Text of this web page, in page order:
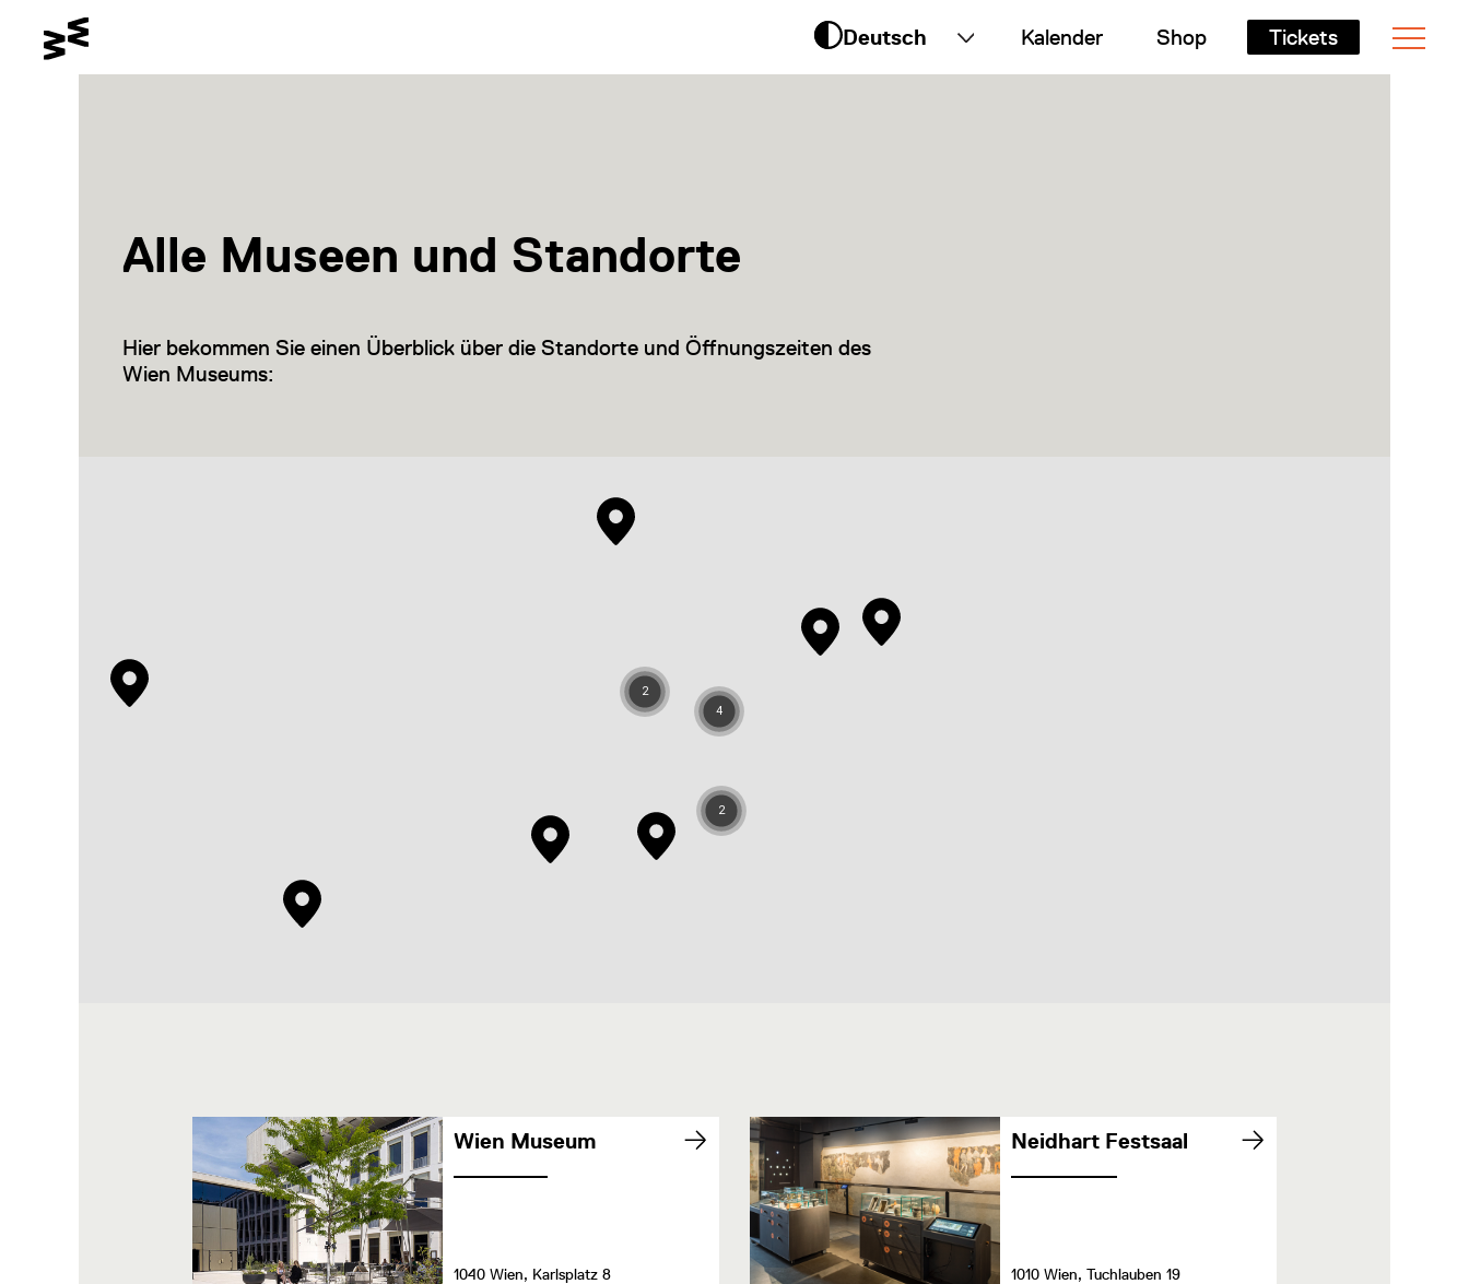
Kalender Shop Tickets
Alle Museen und Standorte
Hier bekommen Sie einen Überblick über die Standorte und Öffnungszeiten des
Wien Museums:
Wien Museum
1040 Wien, Karlsplatz 8
Neidhart Festsaal
1010 Wien, Tuchlauben 19